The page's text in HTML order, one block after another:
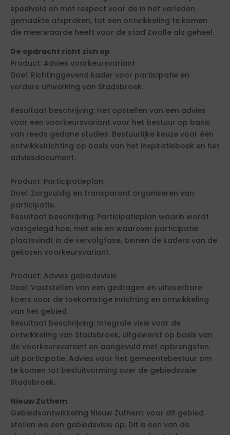
speelveld en met respect voor de in het verleden
gemaakte afspraken, tot een ontwikkeling te komen
die meerwaarde heeft voor de stad Zwolle als geheel.
De opdracht richt zich op
Product: Advies voorkeursvariant
Doel: Richtinggevend kader voor participatie en
verdere uitwerking van Stadsbroek.
Resultaat beschrijving: Het opstellen van een advies
voor een voorkeursvariant voor het bestuur op basis
van reeds gedane studies. Bestuurlijke keuze voor één
ontwikkelrichting op basis van het inspiratieboek en het
adviesdocument.
Product: Participatieplan
Doel: Zorgvuldig en transparant organiseren van
participatie.
Resultaat beschrijving: Participatieplan waarin wordt
vastgelegd hoe, met wie en waarover participatie
plaatsvindt in de vervolgfase, binnen de kaders van de
gekozen voorkeursvariant.
Product: Advies gebiedsvisie
Doel: Vaststellen van een gedragen en uitvoerbare
koers voor de toekomstige inrichting en ontwikkeling
van het gebied.
Resultaat beschrijving: Integrale visie voor de
ontwikkeling van Stadsbroek, uitgewerkt op basis van
de voorkeursvariant en aangevuld met opbrengsten
uit participatie. Advies voor het gemeentebestuur om
te komen tot besluitvorming over de gebiedsvisie
Stadsbroek.
Nieuw Zuthem
Gebiedsontwikkeling Nieuw Zuthem: voor dit gebied
stellen we een gebiedsvisie op. Dit is een van de